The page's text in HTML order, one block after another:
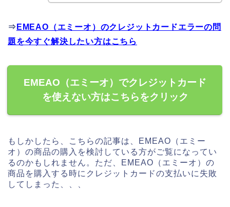
⇒ EMEAO（エミーオ）のクレジットカードエラーの問
題を今すぐ解決したい方はこちら
EMEAO（エミーオ）でクレジットカード
を使えない方はこちらをクリック
もしかしたら、こちらの記事は、EMEAO（エミー
オ）の商品の購入を検討している方がご覧になってい
るのかもしれません。ただ、EMEAO（エミーオ）の
商品を購入する時にクレジットカードの支払いに失敗
してしまった、、、